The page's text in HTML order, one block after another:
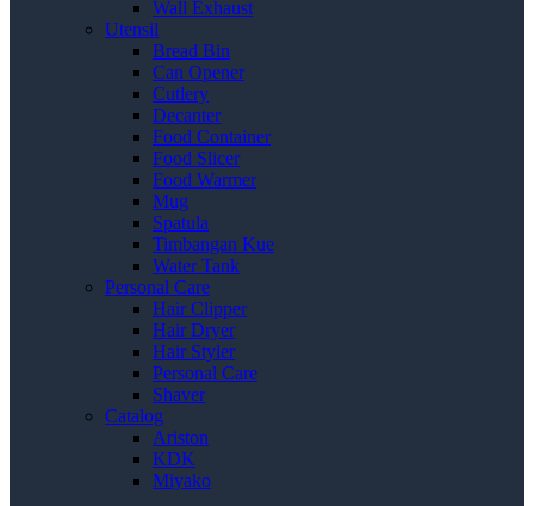
Wall Exhaust
Utensil
Bread Bin
Can Opener
Cutlery
Decanter
Food Container
Food Slicer
Food Warmer
Mug
Spatula
Timbangan Kue
Water Tank
Personal Care
Hair Clipper
Hair Dryer
Hair Styler
Personal Care
Shaver
Catalog
Ariston
KDK
Miyako